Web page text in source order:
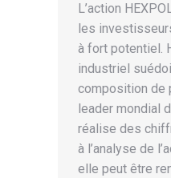
L’action
les
à fort potentiel.
industriel
composition de
leader mondial
réalise des
à l’analyse de
elle peut être